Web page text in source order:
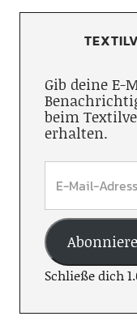
Gib deine E-
beim
erhalten.
Schließe dich